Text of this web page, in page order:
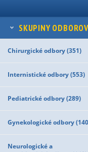
SKUPINY ODBOROV
Chirurgické odbory (351)
Internistické odbory (553)
Pediatrické odbory (289)
Gynekologické odbory
Neurologické a